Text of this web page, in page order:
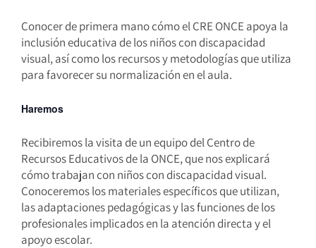
Conocer de primera mano cómo el CRE ONCE apoya la
inclusión educativa de los niños con discapacidad
visual, así como los recursos y metodologías que utiliza
para favorecer su normalización en el aula.
Haremos
Recibiremos la visita de un equipo del Centro de
Recursos Educativos de la ONCE, que nos explicará
cómo trabajan con niños con discapacidad visual.
Conoceremos los materiales específicos que utilizan,
las adaptaciones pedagógicas y las funciones de los
profesionales implicados en la atención directa y el
apoyo escolar.